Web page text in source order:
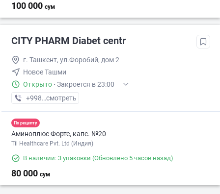
100 000 сум
CITY PHARM Diabet centr
г. Ташкент, ул.Форобий, дом 2
Новое Ташми
Открыто · Закроется в 23:00
+998 (98) XXX-XX-XX
смотреть
По рецепту
Аминоплюс Форте, капс. №20
Til Healthcare Pvt. Ltd (Индия)
В наличии: 3 упаковки (Обновлено 5 часов назад)
80 000 сум